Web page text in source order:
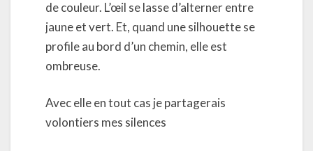
de couleur. L’œil se lasse d’alterner entre
jaune et vert. Et, quand une silhouette se
profile au bord d’un chemin, elle est
ombreuse.
Avec elle en tout cas je partagerais
volontiers mes silences